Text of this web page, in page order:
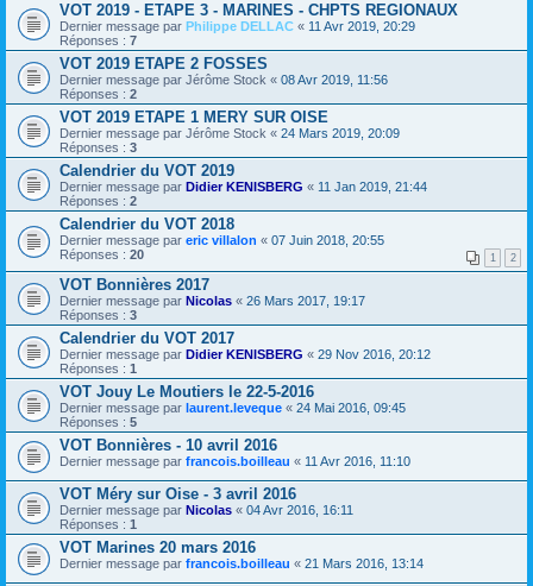
VOT 2019 - ETAPE 3 - MARINES - CHPTS REGIONAUX
Dernier message par Philippe DELLAC « 11 Avr 2019, 20:29
Réponses : 7
VOT 2019 ETAPE 2 FOSSES
Dernier message par Jérôme Stock « 08 Avr 2019, 11:56
Réponses : 2
VOT 2019 ETAPE 1 MERY SUR OISE
Dernier message par Jérôme Stock « 24 Mars 2019, 20:09
Réponses : 3
Calendrier du VOT 2019
Dernier message par Didier KENISBERG « 11 Jan 2019, 21:44
Réponses : 2
Calendrier du VOT 2018
Dernier message par eric villalon « 07 Juin 2018, 20:55
Réponses : 20 1 2
VOT Bonnières 2017
Dernier message par Nicolas « 26 Mars 2017, 19:17
Réponses : 3
Calendrier du VOT 2017
Dernier message par Didier KENISBERG « 29 Nov 2016, 20:12
Réponses : 1
VOT Jouy Le Moutiers le 22-5-2016
Dernier message par laurent.leveque « 24 Mai 2016, 09:45
Réponses : 5
VOT Bonnières - 10 avril 2016
Dernier message par francois.boilleau « 11 Avr 2016, 11:10
VOT Méry sur Oise - 3 avril 2016
Dernier message par Nicolas « 04 Avr 2016, 16:11
Réponses : 1
VOT Marines 20 mars 2016
Dernier message par francois.boilleau « 21 Mars 2016, 13:14